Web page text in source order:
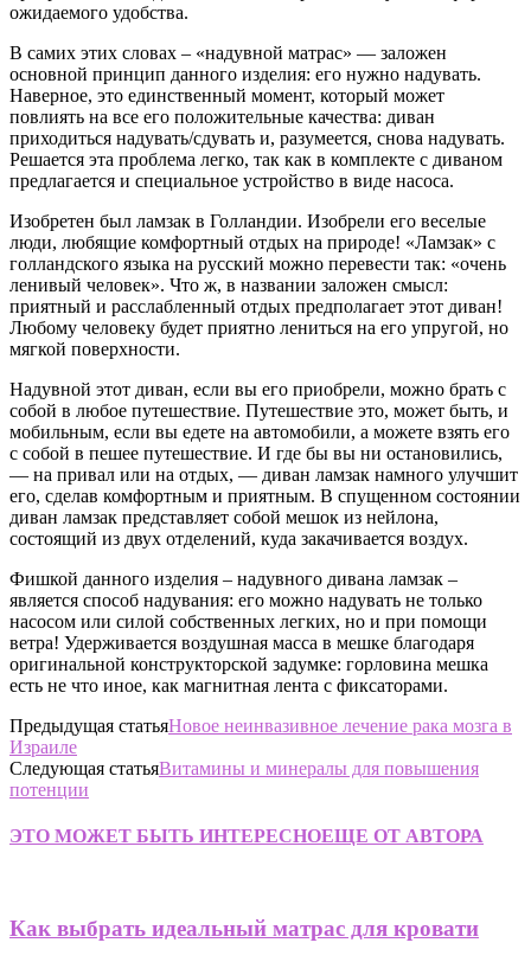
ожидаемого удобства.
В самих этих словах – «надувной матрас» — заложен
основной принцип данного изделия: его нужно надувать.
Наверное, это единственный момент, который может
повлиять на все его положительные качества: диван
приходиться надувать/сдувать и, разумеется, снова надувать.
Решается эта проблема легко, так как в комплекте с диваном
предлагается и специальное устройство в виде насоса.
Изобретен был ламзак в Голландии. Изобрели его веселые
люди, любящие комфортный отдых на природе! «Ламзак» с
голландского языка на русский можно перевести так: «очень
ленивый человек». Что ж, в названии заложен смысл:
приятный и расслабленный отдых предполагает этот диван!
Любому человеку будет приятно лениться на его упругой, но
мягкой поверхности.
Надувной этот диван, если вы его приобрели, можно брать с
собой в любое путешествие. Путешествие это, может быть, и
мобильным, если вы едете на автомобили, а можете взять его
с собой в пешее путешествие. И где бы вы ни остановились,
— на привал или на отдых, — диван ламзак намного улучшит
его, сделав комфортным и приятным. В спущенном состоянии
диван ламзак представляет собой мешок из нейлона,
состоящий из двух отделений, куда закачивается воздух.
Фишкой данного изделия – надувного дивана ламзак –
является способ надувания: его можно надувать не только
насосом или силой собственных легких, но и при помощи
ветра! Удерживается воздушная масса в мешке благодаря
оригинальной конструкторской задумке: горловина мешка
есть не что иное, как магнитная лента с фиксаторами.
Предыдущая статьяНовое неинвазивное лечение рака мозга в
Израиле
Следующая статьяВитамины и минералы для повышения
потенции
ЭТО МОЖЕТ БЫТЬ ИНТЕРЕСНОЕЩЕ ОТ АВТОРА
Как выбрать идеальный матрас для кровати